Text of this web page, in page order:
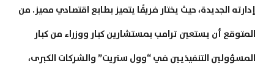
إدارته الجديدة، حيث يختار فريقًا يتميز بطابع اقتصادي مميز. من
المتوقع أن يستعين ترامب بمستشارين كبار ووزراء من كبار
المسؤولين التنفيذيين في “وول ستريت” والشركات الكبرى،